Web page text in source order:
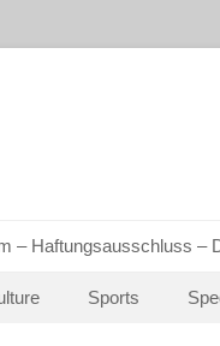
– Haftungsausschluss –
Sports